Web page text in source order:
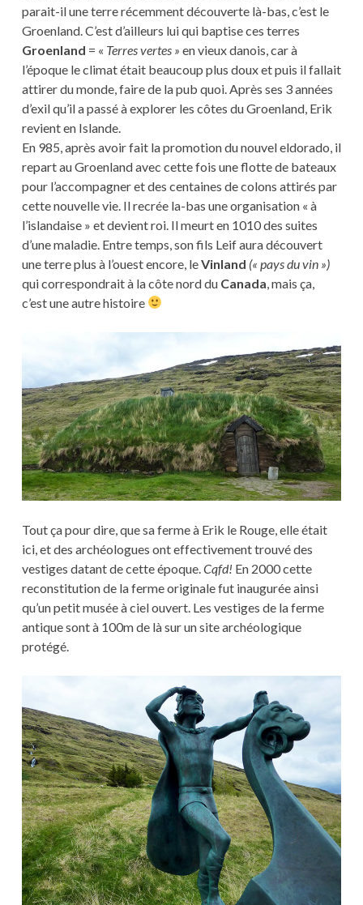
parait-il une terre récemment découverte là-bas, c’est le
Groenland. C’est d’ailleurs lui qui baptise ces terres
Groenland = « Terres vertes » en vieux danois, car à
l’époque le climat était beaucoup plus doux et puis il fallait
attirer du monde, faire de la pub quoi. Après ses 3 années
d’exil qu’il a passé à explorer les côtes du Groenland, Erik
revient en Islande.
En 985, après avoir fait la promotion du nouvel eldorado, il
repart au Groenland avec cette fois une flotte de bateaux
pour l’accompagner et des centaines de colons attirés par
cette nouvelle vie. Il recrée la-bas une organisation « à
l’islandaise » et devient roi. Il meurt en 1010 des suites
d’une maladie. Entre temps, son fils Leif aura découvert
une terre plus à l’ouest encore, leVinland (« pays du vin »)
qui correspondrait à la côte nord du Canada , mais ça,
c’est une autre histoire
Tout ça pour dire, que sa ferme à Erik le Rouge, elle était
ici, et des archéologues ont effectivement trouvé des
vestiges datant de cette époque.Cqfd! En 2000 cette
reconstitution de la ferme originale fut inaugurée ainsi
qu’un petit musée à ciel ouvert. Les vestiges de la ferme
antique sont à 100m de là sur un site archéologique
protégé.